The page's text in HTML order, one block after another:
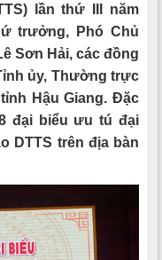
lần thứ III năm
trưởng, Phó Chủ
Sơn Hải, các đồng
ủy, Thường trực
Hậu Giang. Đặc
đại biểu ưu tú đại
DTTS trên địa bàn